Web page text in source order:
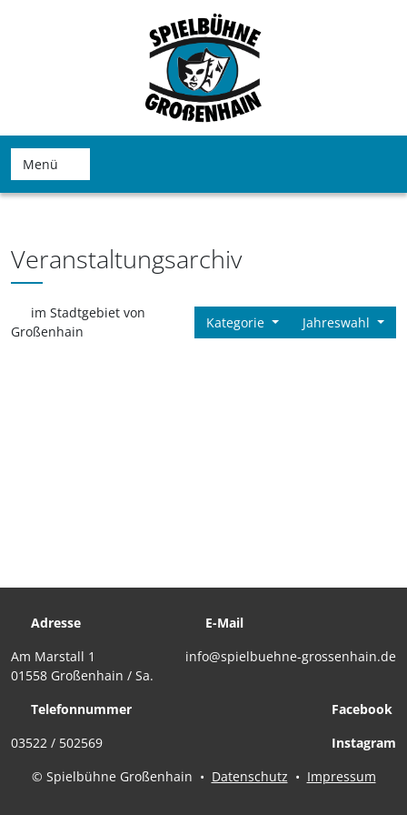
Menü
Veranstaltungsarchiv
im Stadtgebiet von
Großenhain
Kategorie Jahreswahl
Adresse
Am Marstall 1
01558 Großenhain / Sa.
E-Mail
info@spielbuehne-grossenhain.de
Telefonnummer
03522 / 502569
Facebook
Instagram
© Spielbühne Großenhain • Datenschutz • Impressum